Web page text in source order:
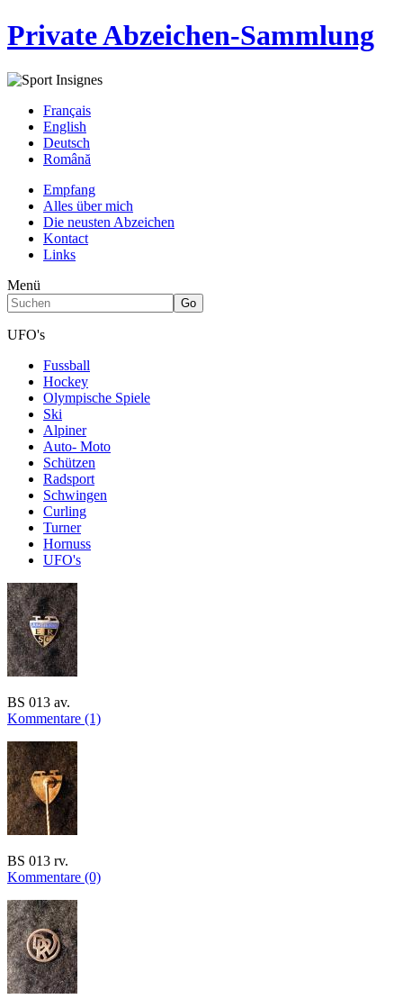
Private Abzeichen-Sammlung
Français
English
Deutsch
Română
Empfang
Alles über mich
Die neusten Abzeichen
Kontact
Links
Menü
UFO's
Fussball
Hockey
Olympische Spiele
Ski
Alpiner
Auto- Moto
Schützen
Radsport
Schwingen
Curling
Turner
Hornuss
UFO's
BS 013 av.
Kommentare (1)
BS 013 rv.
Kommentare (0)